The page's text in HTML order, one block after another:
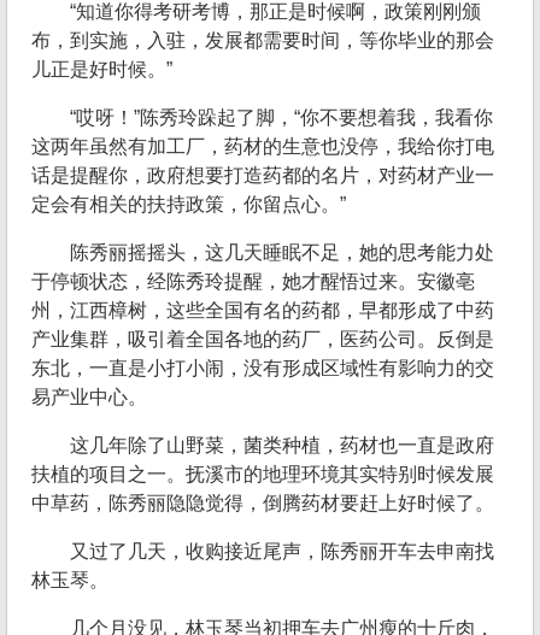
“知道你得考研考博，那正是时候啊，政策刚刚颁
布，到实施，入驻，发展都需要时间，等你毕业的那会
儿正是好时候。”
“哎呀！”陈秀玲跺起了脚，“你不要想着我，我看你
这两年虽然有加工厂，药材的生意也没停，我给你打电
话是提醒你，政府想要打造药都的名片，对药材产业一
定会有相关的扶持政策，你留点心。”
陈秀丽摇摇头，这几天睡眠不足，她的思考能力处
于停顿状态，经陈秀玲提醒，她才醒悟过来。安徽亳
州，江西樟树，这些全国有名的药都，早都形成了中药
产业集群，吸引着全国各地的药厂，医药公司。反倒是
东北，一直是小打小闹，没有形成区域性有影响力的交
易产业中心。
这几年除了山野菜，菌类种植，药材也一直是政府
扶植的项目之一。抚溪市的地理环境其实特别时候发展
中草药，陈秀丽隐隐觉得，倒腾药材要赶上好时候了。
又过了几天，收购接近尾声，陈秀丽开车去申南找
林玉琴。
几个月没见，林玉琴当初押车去广州瘦的十斤肉，